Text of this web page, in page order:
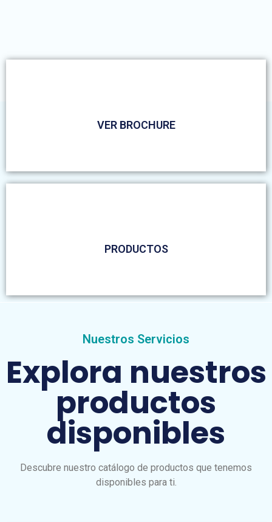
VER BROCHURE
PRODUCTOS
Nuestros Servicios
Explora nuestros
productos
disponibles
Descubre nuestro catálogo de productos que tenemos
disponibles para ti.